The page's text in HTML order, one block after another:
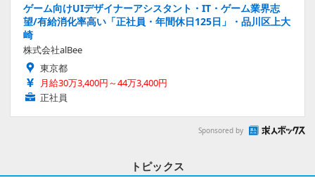
ゲーム向けUIデザイナーアシスタント・IT・ゲーム業界志
望/有給消化率高い「正社員・年間休日125日」・品川区上大
崎
株式会社alBee
東京都
月給30万3,400円～44万3,400円
正社員
Sponsored by
トピックス